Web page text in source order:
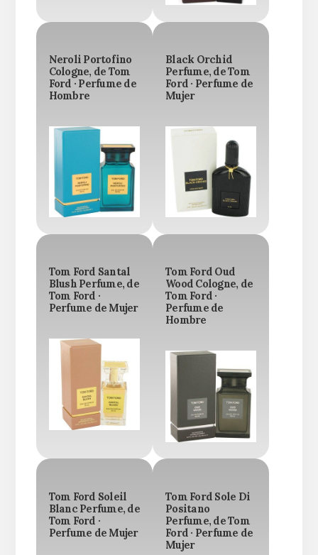
Neroli Portofino
Cologne, de Tom
Ford · Perfume de
Hombre
Black Orchid
Perfume, de Tom
Ford · Perfume de
Mujer
Tom Ford Santal
Blush Perfume, de
Tom Ford ·
Perfume de Mujer
Tom Ford Oud
Wood Cologne, de
Tom Ford ·
Perfume de
Hombre
Tom Ford Soleil
Blanc Perfume, de
Tom Ford ·
Perfume de Mujer
Tom Ford Sole Di
Positano
Perfume, de Tom
Ford · Perfume de
Mujer